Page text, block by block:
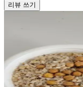
리뷰 쓰기